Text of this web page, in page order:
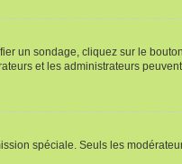
un sondage, cliquez sur le bouton
et les administrateurs
spéciale. Seuls les